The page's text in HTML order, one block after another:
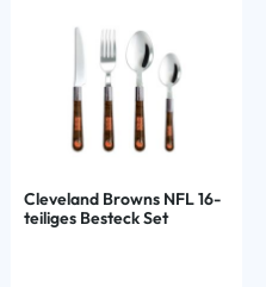
Cleveland Browns NFL 16-
teiliges Besteck Set